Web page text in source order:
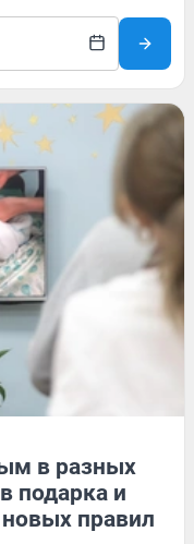
в разных
подарка и
правил